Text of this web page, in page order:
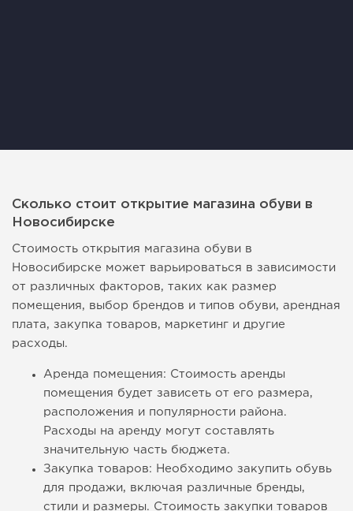
Сколько стоит открытие магазина обуви в
Новосибирске
Стоимость открытия магазина обуви в
Новосибирске может варьироваться в зависимости
от различных факторов, таких как размер
помещения, выбор брендов и типов обуви, арендная
плата, закупка товаров, маркетинг и другие
расходы.
Аренда помещения: Стоимость аренды
помещения будет зависеть от его размера,
расположения и популярности района.
Расходы на аренду могут составлять
значительную часть бюджета.
Закупка товаров: Необходимо закупить обувь
для продажи, включая различные бренды,
стили и размеры. Стоимость закупки товаров